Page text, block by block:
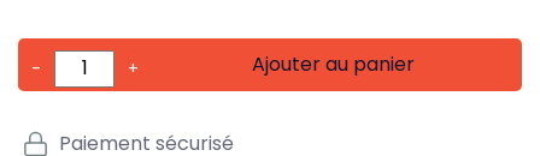
- + Ajouter au panier
Paiement sécurisé